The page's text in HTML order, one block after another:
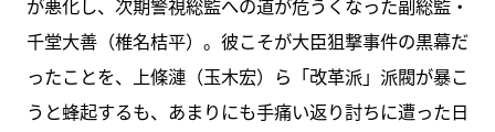
が悪化し、次期警視総監への道が危うくなった副総監・
千堂大善（椎名桔平）。彼こそが大臣狙撃事件の黒幕だ
ったことを、上條漣（玉木宏）ら「改革派」派閥が暴こ
うと蜂起するも、あまりにも手痛い返り討ちに遭った日